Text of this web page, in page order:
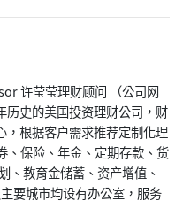
许莹莹理财顾问 （公司网
史的美国投资理财公司，财
，根据客户需求推荐定制化理
、保险、年金、定期存款、货
、教育金储蓄、资产增值、
要城市均设有办公室，服务